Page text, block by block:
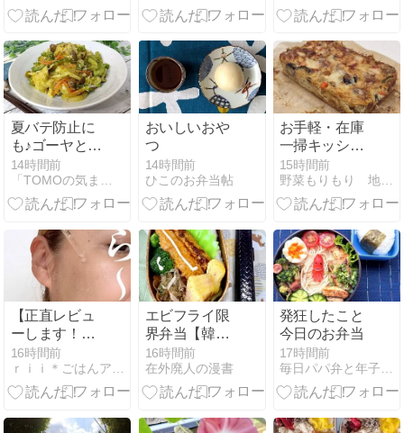
夏バテ防止に
も♪ゴーヤと鶏
むね肉のカレ
ー炒め
14時間前
おいしいおや
つ
14時間前
ひこのお弁当帖
お手軽・在庫
一掃キッシュ
＋ お豆腐葛餅
15時間前
野菜もりもり 地道にお弁当
【正直レビュ
ーします！】
ホントに良い
の？
16時間前
エビフライ限
界弁当【韓国
生活】暑さ正
念場。
16時間前
在外廃人の漫書
発狂したこと
今日のお弁当
17時間前